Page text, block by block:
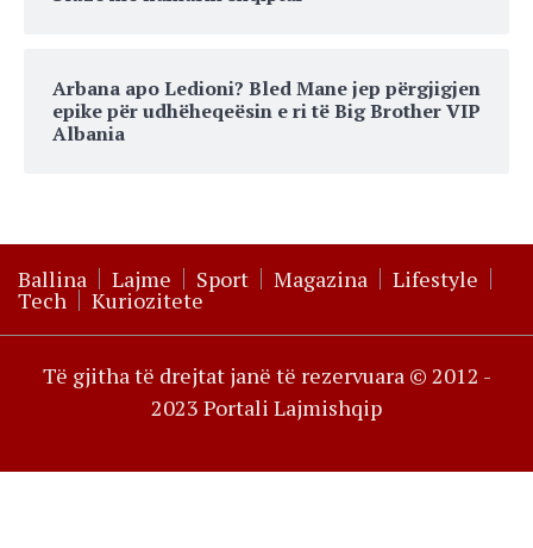
Arbana apo Ledioni? Bled Mane jep përgjigjen
epike për udhëheqeësin e ri të Big Brother VIP
Albania
Ballina Lajme Sport Magazina Lifestyle
Tech Kuriozitete
Të gjitha të drejtat janë të rezervuara © 2012 -
2023 Portali Lajmishqip